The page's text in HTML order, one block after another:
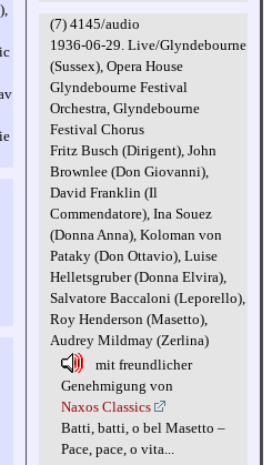
(7) 4145/audio
1936-06-29. Live/Glyndebourne
(Sussex), Opera House
Glyndebourne Festival
Orchestra, Glyndebourne
Festival Chorus
Fritz Busch (Dirigent), John
Brownlee (Don Giovanni),
David Franklin (Il
Commendatore), Ina Souez
(Donna Anna), Koloman von
Pataky (Don Ottavio), Luise
Helletsgruber (Donna Elvira),
Salvatore Baccaloni (Leporello),
Roy Henderson (Masetto),
Audrey Mildmay (Zerlina)
mit freundlicher
Genehmigung von
Naxos Classics
Batti, batti, o bel Masetto –
Pace, pace, o vita...